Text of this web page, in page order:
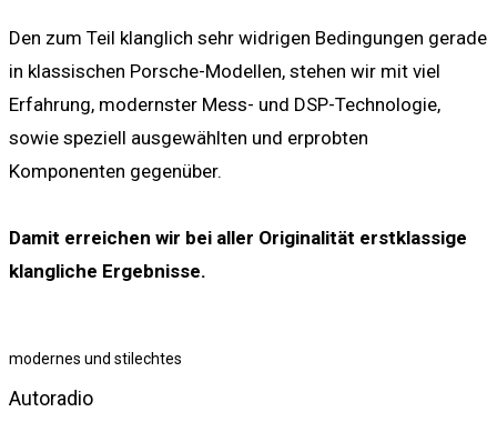
Den zum Teil klanglich sehr widrigen Bedingungen gerade
in klassischen Porsche-Modellen, stehen wir mit viel
Erfahrung, modernster Mess- und DSP-Technologie,
sowie speziell ausgewählten und erprobten
Komponenten gegenüber.
Damit erreichen wir bei aller Originalität erstklassige
klangliche Ergebnisse.
modernes und stilechtes
Autoradio